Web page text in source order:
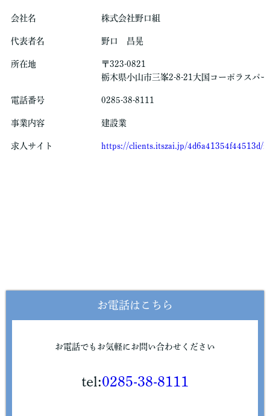
個人情報の利用目的
のご案内やご質問に対する回答として、電子メールや資料のご送
個人情報の第三者への開示・提供の禁止
当社は、個人情報の正確性及び安全性確保のために、セキュリテ
ィに万全の対策を講じています。
会社名 株式会社野口組
代表者名 野口 昌晃
所在地
〒323-0821
栃木県小山市三峯2-8-21大国コーポラスパ
電話番号 0285-38-8111
事業内容 建設業
求人サイト https://clients.itszai.jp/4d6a41354f44513d/
お電話はこちら
お電話でもお気軽にお問い合わせください
tel:0285-38-8111